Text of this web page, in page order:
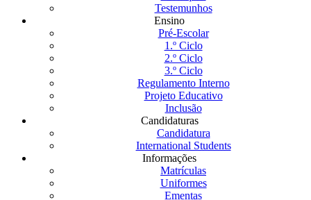
Testemunhos
Ensino
Pré-Escolar
1.º Ciclo
2.º Ciclo
3.º Ciclo
Regulamento Interno
Projeto Educativo
Inclusão
Candidaturas
Candidatura
International Students
Informações
Matrículas
Uniformes
Ementas